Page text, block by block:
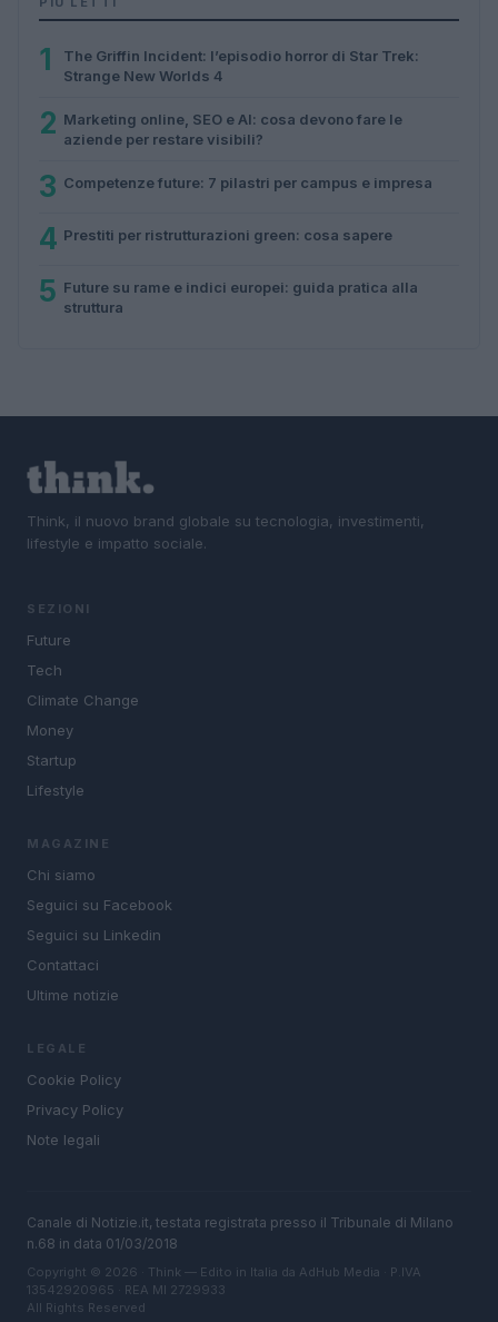
1
The Griffin Incident: l’episodio horror di Star Trek:
Strange New Worlds 4
2 Marketing online, SEO e AI: cosa devono fare le
aziende per restare visibili?
3 Competenze future: 7 pilastri per campus e impresa
4 Prestiti per ristrutturazioni green: cosa sapere
5 Future su rame e indici europei: guida pratica alla
struttura
Think, il nuovo brand globale su tecnologia, investimenti,
lifestyle e impatto sociale.
SEZIONI
Future
Tech
Climate Change
Money
Startup
Lifestyle
MAGAZINE
Chi siamo
Seguici su Facebook
Seguici su Linkedin
Contattaci
Ultime notizie
LEGALE
Cookie Policy
Privacy Policy
Note legali
Canale di Notizie.it, testata registrata presso il Tribunale di Milano
n.68 in data 01/03/2018
Copyright © 2026 · Think — Edito in Italia da AdHub Media · P.IVA
13542920965 · REA MI 2729933
All Rights Reserved